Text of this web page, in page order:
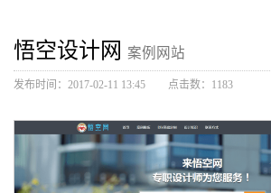
悟空设计网 案例网站
发布时间：2017-02-11 13:45 点击数：1183